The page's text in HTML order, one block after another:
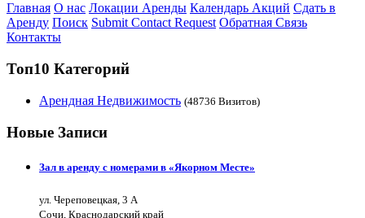
Главная О нас Локации Аренды Календарь Акций Сдать в
Аренду Поиск Submit Contact Request Обратная Связь
Контакты
Топ10 Категорий
Арендная Недвижимость (48736 Визитов)
Новые Записи
Зал в аренду с номерами в «Якорном Месте»
ул. Череповецкая, 3 А
Сочи, Краснодарский край